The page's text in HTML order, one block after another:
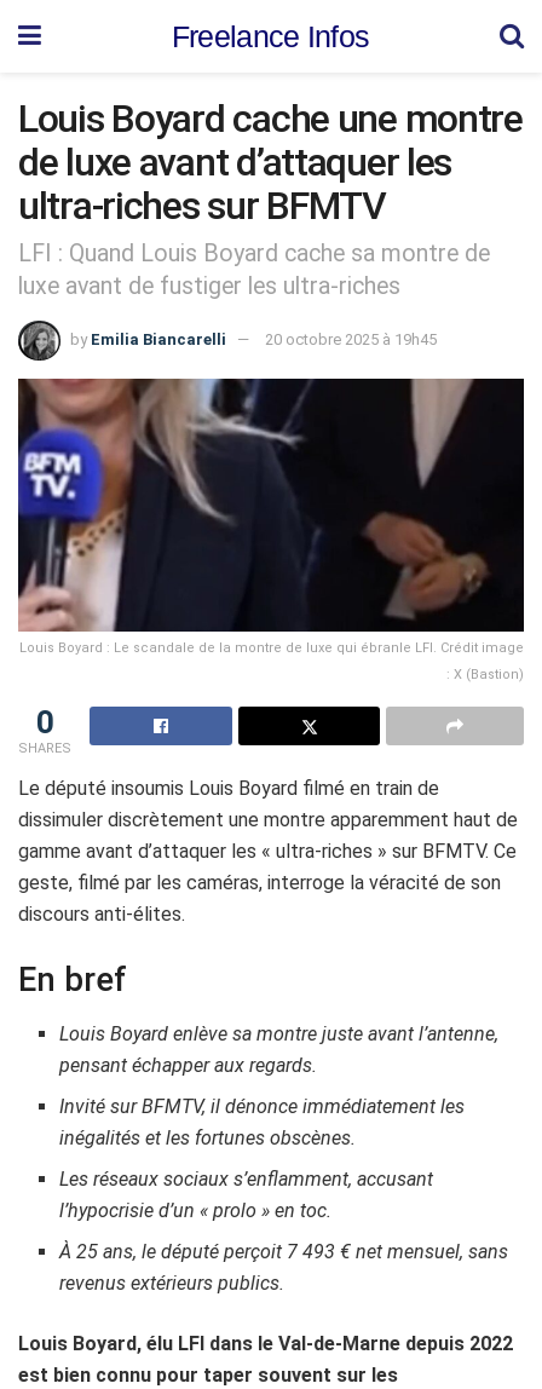
Freelance Infos
Louis Boyard cache une montre
de luxe avant d’attaquer les
ultra-riches sur BFMTV
LFI : Quand Louis Boyard cache sa montre de
luxe avant de fustiger les ultra-riches
by Emilia Biancarelli 20 octobre 2025 à 19h45
Louis Boyard : Le scandale de la montre de luxe qui ébranle LFI. Crédit image
: X (Bastion)
0
SHARES
Le député insoumis Louis Boyard filmé en train de
dissimuler discrètement une montre apparemment haut de
gamme avant d’attaquer les « ultra-riches » sur BFMTV. Ce
geste, filmé par les caméras, interroge la véracité de son
discours anti-élites.
En bref
Louis Boyard enlève sa montre juste avant l’antenne,
pensant échapper aux regards.
Invité sur BFMTV, il dénonce immédiatement les
inégalités et les fortunes obscènes.
Les réseaux sociaux s’enflamment, accusant
l’hypocrisie d’un « prolo » en toc.
À 25 ans, le député perçoit 7 493 € net mensuel, sans
revenus extérieurs publics.
Louis Boyard, élu LFI dans le Val-de-Marne depuis 2022
est bien connu pour taper souvent sur les